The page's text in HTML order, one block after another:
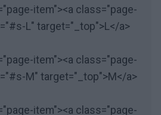
item"><a class="page-
L" target="_top">L</a>
item"><a class="page-
M" target="_top">M</a>
item"><a class="page-